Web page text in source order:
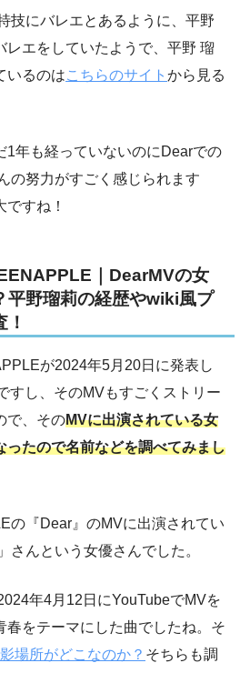
技にバレエとあるように、平野
レエをしていたようで、平野 瑠
いるのはこちらのサイト から見る
1年も経っていないのにDearでの
の努力がすごく感じられます
すね！
｜DearMVの女
平野瑠莉の経歴やwiki風プ
が2024年5月20日に発表し
すし、そのMVもすごくストリー
で、そのMVに出演されている女
ったので名前などを調べてみまし
の『Dear』のMVに出演されてい
さんという女優さんでした。
年4月12日にYouTubeでMVを
春をテーマにした曲でしたね。そ
場所がどこなのか？ そちらも調